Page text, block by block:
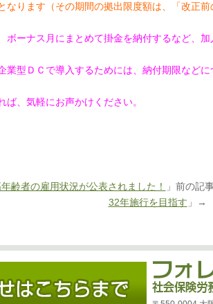
なります（その期間の拠出限度額は、「改正
ーナス月にまとめて掛金を納付するなど、加
業型ＤＣで導入するためには、納付期限など
ば、気軽にお声かけください。
年齢者の雇用状況が公表されました！
」前の
32年施行を目指す 」→